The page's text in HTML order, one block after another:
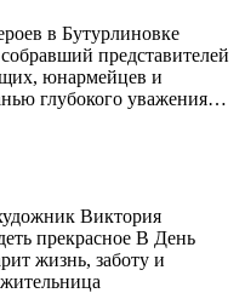
в Бутурлиновке
представителей
юнармейцев и
глубокого уважения…
Виктория
прекрасное В День
жизнь, заботу и